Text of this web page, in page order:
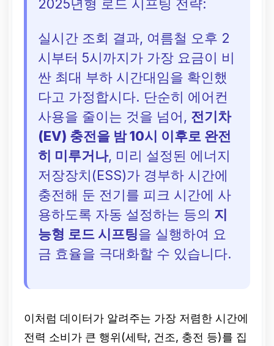
2025년형 로드 시프팅 전략:
실시간 조회 결과, 여름철 오후 2
시부터 5시까지가 가장 요금이 비
싼 최대 부하 시간대임을 확인했
다고 가정합시다. 단순히 에어컨
사용을 줄이는 것을 넘어, 전기차
(EV) 충전을 밤 10시 이후로 완전
히 미루거나, 미리 설정된 에너지
저장장치(ESS)가 경부하 시간에
충전해 둔 전기를 피크 시간에 사
용하도록 자동 설정하는 등의 지
능형 로드 시프팅을 실행하여 요
금 효율을 극대화할 수 있습니다.
이처럼 데이터가 알려주는 가장 저렴한 시간에
전력 소비가 큰 행위(세탁, 건조, 충전 등)를 집